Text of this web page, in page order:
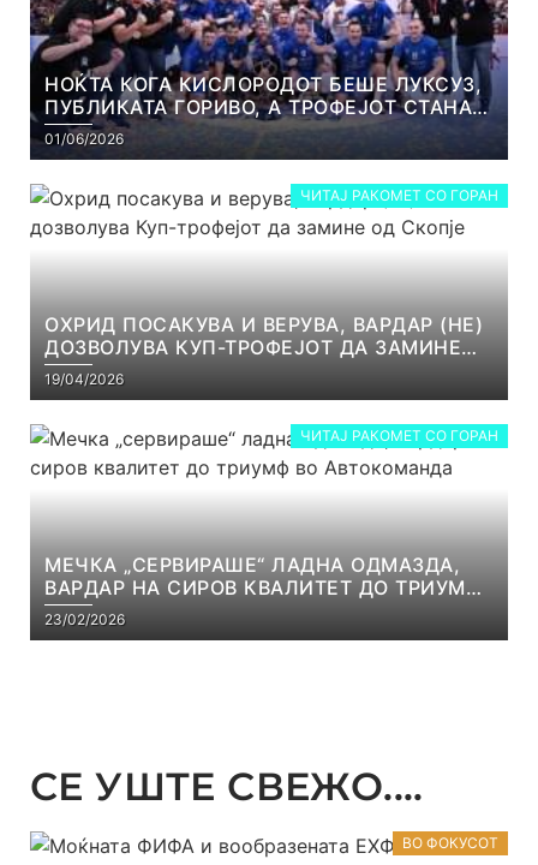
НОЌТА КОГА КИСЛОРОДОТ БЕШЕ ЛУКСУЗ,
ПУБЛИКАТА ГОРИВО, А ТРОФЕЈОТ СТАНА
РЕАЛНОСТ
01/06/2026
ЧИТАЈ РАКОМЕТ СО ГОРАН
ОХРИД ПОСАКУВА И ВЕРУВА, ВАРДАР (НЕ)
ДОЗВОЛУВА КУП-ТРОФЕЈОТ ДА ЗАМИНЕ
ОД СКОПЈЕ
19/04/2026
ЧИТАЈ РАКОМЕТ СО ГОРАН
МЕЧКА „СЕРВИРАШЕ“ ЛАДНА ОДМАЗДА,
ВАРДАР НА СИРОВ КВАЛИТЕТ ДО ТРИУМФ
ВО АВТОКОМАНДА
23/02/2026
СЕ УШТЕ СВЕЖО....
ВО ФОКУСОТ